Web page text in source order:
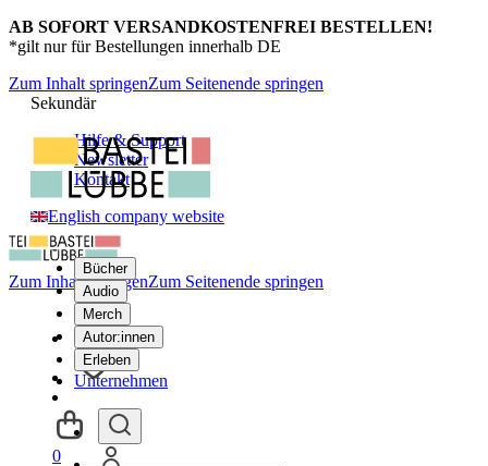
AB SOFORT VERSANDKOSTENFREI BESTELLEN!
*gilt nur für Bestellungen innerhalb DE
Zum Inhalt springenZum Seitenende springen
Sekundär
Hilfe & Support
Newsletter
Kontakt
English company website
Bücher
Audio
Merch
Autor:innen
Erleben
Unternehmen
Zum Inhalt springenZum Seitenende springen
0